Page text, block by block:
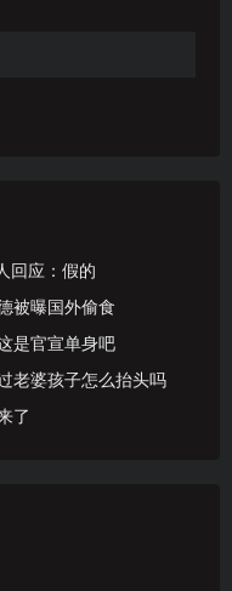
回应：假的
被曝国外偷食
是官宣单身吧
老婆孩子怎么抬头吗
了